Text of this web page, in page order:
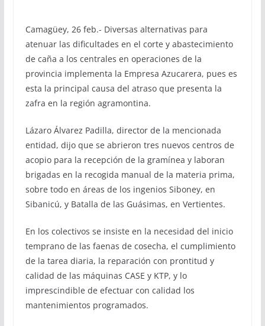
Camagüey, 26 feb.- Diversas alternativas para
atenuar las dificultades en el corte y abastecimiento
de caña a los centrales en operaciones de la
provincia implementa la Empresa Azucarera, pues es
esta la principal causa del atraso que presenta la
zafra en la región agramontina.
Lázaro Álvarez Padilla, director de la mencionada
entidad, dijo que se abrieron tres nuevos centros de
acopio para la recepción de la gramínea y laboran
brigadas en la recogida manual de la materia prima,
sobre todo en áreas de los ingenios Siboney, en
Sibanicú, y Batalla de las Guásimas, en Vertientes.
En los colectivos se insiste en la necesidad del inicio
temprano de las faenas de cosecha, el cumplimiento
de la tarea diaria, la reparación con prontitud y
calidad de las máquinas CASE y KTP, y lo
imprescindible de efectuar con calidad los
mantenimientos programados.